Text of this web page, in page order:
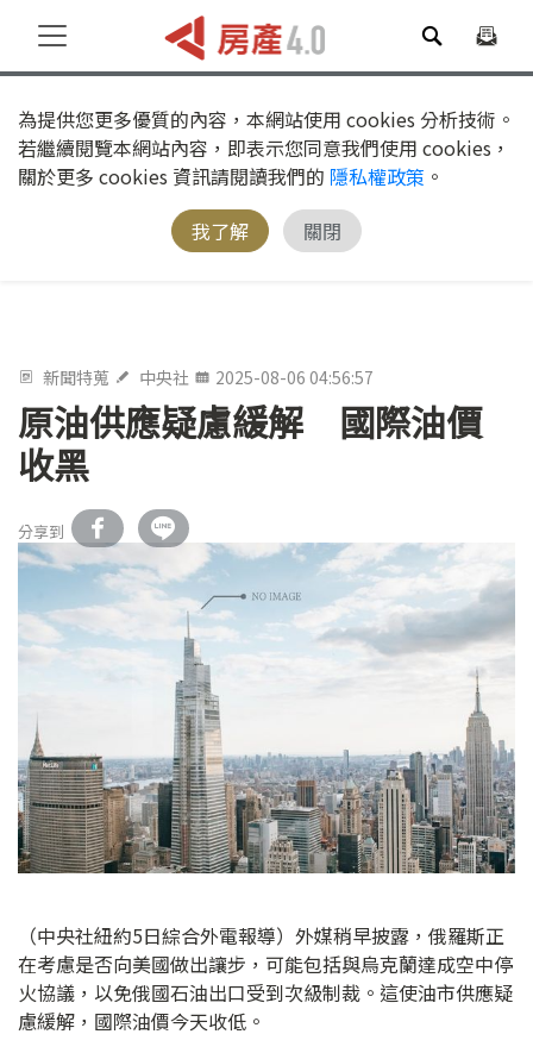
為提供您更多優質的內容，本網站使用 cookies 分析技術。
若繼續閱覽本網站內容，即表示您同意我們使用 cookies，
關於更多 cookies 資訊請閱讀我們的 隱私權政策 。
我了解
關閉
新聞特蒐 中央社 2025-08-06 04:56:57
原油供應疑慮緩解 國際油價
收黑
分享到
（中央社紐約5日綜合外電報導）外媒稍早披露，俄羅斯正
在考慮是否向美國做出讓步，可能包括與烏克蘭達成空中停
火協議，以免俄國石油出口受到次級制裁。這使油市供應疑
慮緩解，國際油價今天收低。